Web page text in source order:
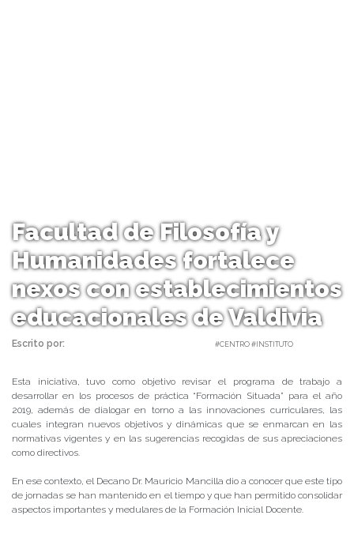
Facultad de Filosofía y
Humanidades fortalece
nexos con establecimientos
educacionales de Valdivia
Escrito por: #CENTRO #INSTITUTO
Esta iniciativa, tuvo como objetivo revisar el programa de trabajo a
desarrollar en los procesos de práctica “Formación Situada” para el año
2019, además de dialogar en torno a las innovaciones curriculares, las
cuales integran nuevos objetivos y dinámicas que se enmarcan en las
normativas vigentes y en las sugerencias recogidas de sus apreciaciones
como directivos.
En ese contexto, el Decano Dr. Mauricio Mancilla dio a conocer que este tipo
de jornadas se han mantenido en el tiempo y que han permitido consolidar
aspectos importantes y medulares de la Formación Inicial Docente.